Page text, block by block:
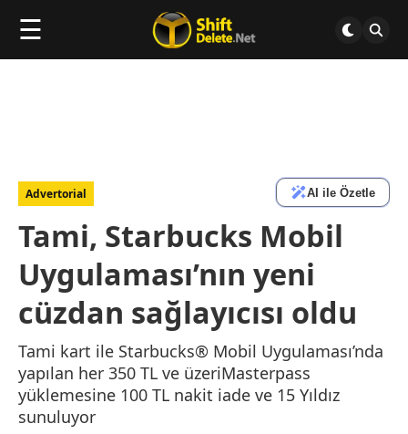
☰
Advertorial AI ile Özetle
Tami, Starbucks Mobil
Uygulaması’nın yeni
cüzdan sağlayıcısı oldu
Tami kart ile Starbucks® Mobil Uygulaması’nda
yapılan her 350 TL ve üzeriMasterpass
yüklemesine 100 TL nakit iade ve 15 Yıldız
sunuluyor